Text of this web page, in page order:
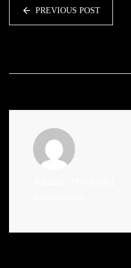
PREVIOUS POST